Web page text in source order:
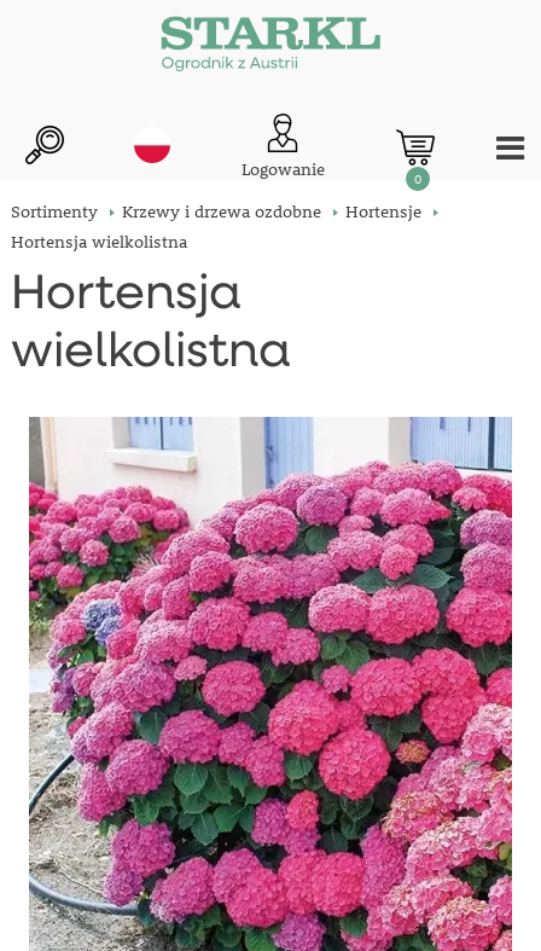
Logowanie 0
Sortimenty Krzewy i drzewa ozdobne
Hortensje
Hortensja wielkolistna
Hortensja
wielkolistna